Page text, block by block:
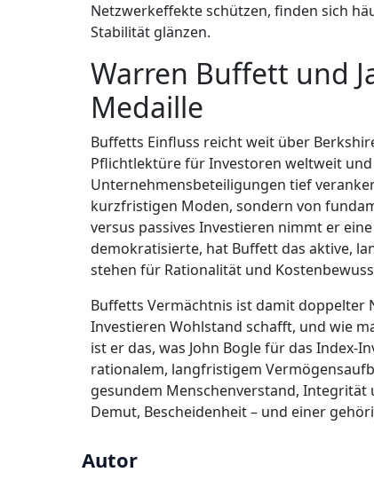
Netzwerkeffekte schützen, finden sich
Stabilität glänzen.
Warren Buffett und
Medaille
Buffetts Einfluss reicht weit über
Pflichtlektüre für Investoren weltweit
Unternehmensbeteiligungen tief
kurzfristigen Moden, sondern von
versus passives Investieren nimmt er
demokratisierte, hat Buffett das aktive,
stehen für Rationalität und
Buffetts Vermächtnis ist damit doppelter
Investieren Wohlstand schafft, und wie
ist er das, was John Bogle für das Index-
rationalem, langfristigem
gesundem Menschenverstand,
Demut, Bescheidenheit – und einer
Autor